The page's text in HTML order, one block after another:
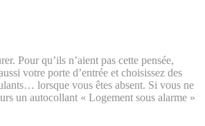
Pour qu’ils n’aient pas cette pensée,
votre porte d’entrée et choisissez des
lorsque vous êtes absent. Si vous ne
un autocollant « Logement sous alarme »